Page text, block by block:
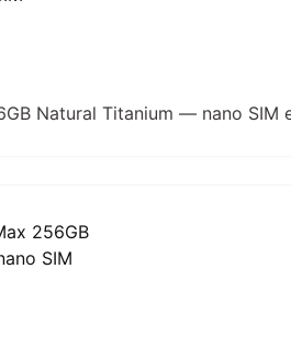
Natural Titanium — nano SIM